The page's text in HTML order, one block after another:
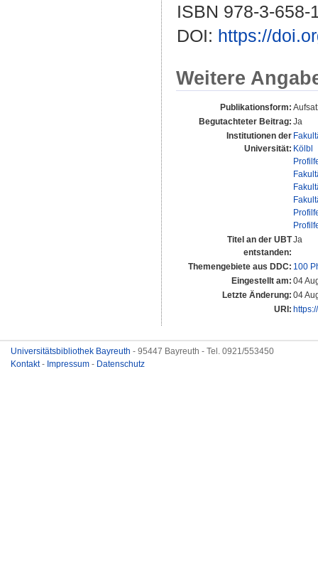
ISBN 978-3-658-
DOI: https://
Weitere
Publikationsform:
Begutachteter Beitrag: Ja
Institutionen der
Universität: Kölbl
Titel an der UBT
entstanden:
Ja
Themengebiete aus DDC: 100
Eingestellt am: 04
Letzte Änderung: 04
URI:
Universitätsbibliothek Bayreuth - 95447 Bayreuth - Tel. 0921/553450
Kontakt- Impressum - Datenschutz